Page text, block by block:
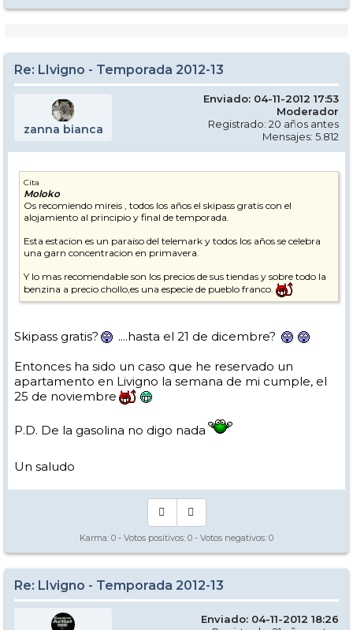
Re: LIvigno - Temporada 2012-13
zanna bianca
Enviado: 04-11-2012 17:53
Moderador
Registrado: 20 años antes
Mensajes: 5.812
Cita
Moloko
Os recomiendo mireis , todos los años el skipass gratis con el
alojamiento al principio y final de temporada.
Esta estacion es un paraiso del telemark y todos los años se celebra
una garn concentracion en primavera.
Y lo mas recomendable son los precios de sus tiendas y sobre todo la
benzina a precio chollo,es una especie de pueblo franco.
Skipass gratis?
....hasta el 21 de dicembre?
Entonces ha sido un caso que he reservado un
apartamento en Livigno la semana de mi cumple, el
25 de noviembre
P.D. De la gasolina no digo nada
Un saludo
Karma: 0 - Votos positivos: 0 - Votos negativos: 0
Re: LIvigno - Temporada 2012-13
Enviado: 04-11-2012 18:26